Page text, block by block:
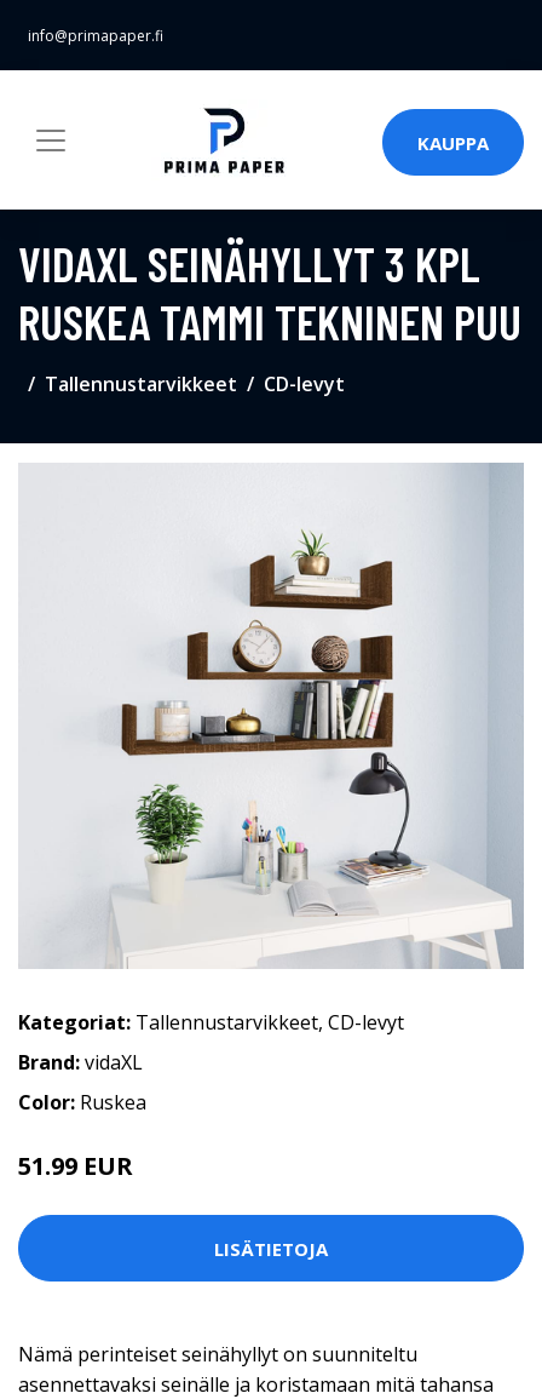
info@primapaper.fi
KAUPPA
VIDAXL SEINÄHYLLYT 3 KPL
RUSKEA TAMMI TEKNINEN PUU
Tallennustarvikkeet CD-levyt
Kategoriat: Tallennustarvikkeet, CD-levyt
Brand:vidaXL
Color: Ruskea
51.99 EUR
LISÄTIETOJA
Nämä perinteiset seinähyllyt on suunniteltu
asennettavaksi seinälle ja koristamaan mitä tahansa